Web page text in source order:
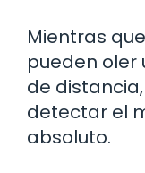
Mientras
pueden oler
de
detectar el
absoluto.